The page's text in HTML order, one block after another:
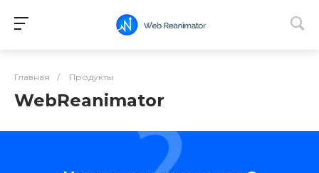
Главная / Продукты
WebReanimator